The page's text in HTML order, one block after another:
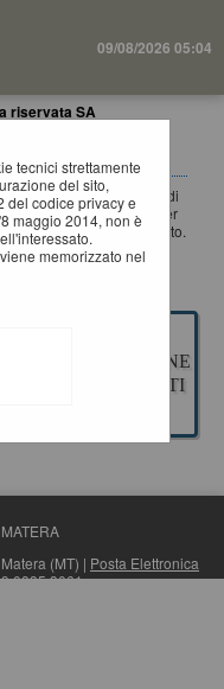
09/08/2026 05:04
riservata SA
tecnici strettamente
del sito,
del codice privacy e
maggio 2014, non è
memorizzato nel
la gestione della fase di
Servizi e Forniture, per
esecuzione del contratto.
dell'Ente.
ESECUZIONE
CONTRATTI
(MT) | Posta Elettronica
0835 3061